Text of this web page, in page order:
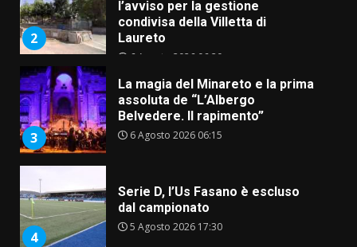
2
l’avviso per la gestione
condivisa della Villetta di
Laureto
6 Agosto 2026 06:20
3
La magia del Minareto e la prima
assoluta de “L’Albergo
Belvedere. Il rapimento”
6 Agosto 2026 06:15
4
Serie D, l’Us Fasano è escluso
dal campionato
5 Agosto 2026 17:30